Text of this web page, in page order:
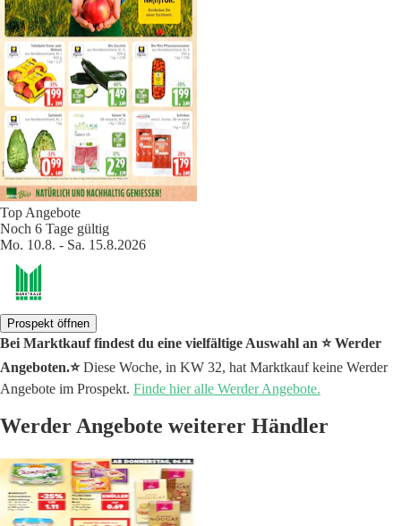
Top Angebote
Noch 6 Tage gültig
Mo. 10.8. - Sa. 15.8.2026
Prospekt öffnen
Bei Marktkauf findest du eine vielfältige Auswahl an ⭐️ Werder
Angeboten.⭐️Diese Woche, in KW 32, hat Marktkauf keine Werder
Angebote im Prospekt. Finde hier alle Werder Angebote.
Werder Angebote weiterer Händler